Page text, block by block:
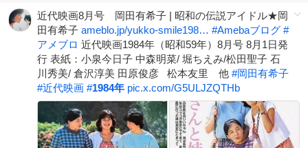
近代映画8月号 岡田有希子 | 昭和の伝説アイドル★岡
田有希子 ameblo.jp/yukko-smile198… #Amebaブログ #
アメブロ 近代映画1984年（昭和59年）8月号 8月1日発
行 表紙：小泉今日子 中森明菜/ 堀ちえみ/松田聖子 石
川秀美/ 倉沢淳美 田原俊彦 松本友里 他 #岡田有希子
#近代映画 #1984年 pic.x.com/G5ULJZQTHb